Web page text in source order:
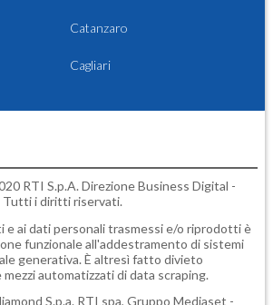
Catanzaro
Cagliari
RTI S.p.A. Direzione Business Digital -
Tutti i diritti riservati.
e ai dati personali trasmessi e/o riprodotti è
funzionale all'addestramento di sistemi
generativa. È altresì fatto divieto
automatizzati di data scraping.
S.p.a. RTI spa, Gruppo Mediaset -